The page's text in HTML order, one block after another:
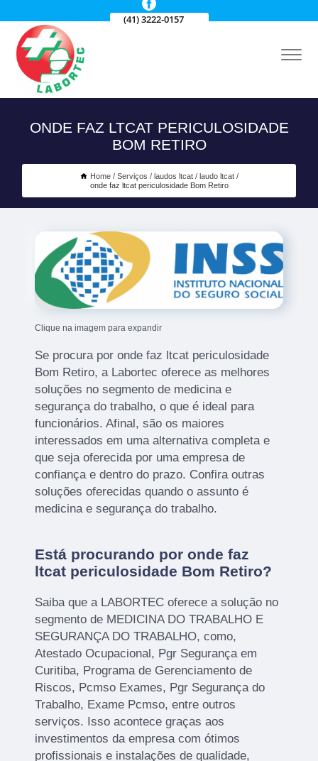
(41) 3222-0157
ONDE FAZ LTCAT PERICULOSIDADE
BOM RETIRO
Home Serviços laudos ltcat
laudo ltcat
onde faz ltcat periculosidade Bom Retiro
Clique na imagem para expandir
Se procura por onde faz ltcat periculosidade
Bom Retiro, a Labortec oferece as melhores
soluções no segmento de medicina e
segurança do trabalho, o que é ideal para
funcionários. Afinal, são os maiores
interessados em uma alternativa completa e
que seja oferecida por uma empresa de
confiança e dentro do prazo. Confira outras
soluções oferecidas quando o assunto é
medicina e segurança do trabalho.
Está procurando por onde faz
ltcat periculosidade Bom Retiro?
Saiba que a LABORTEC oferece a solução no
segmento de MEDICINA DO TRABALHO E
SEGURANÇA DO TRABALHO, como,
Atestado Ocupacional, Pgr Segurança em
Curitiba, Programa de Gerenciamento de
Riscos, Pcmso Exames, Pgr Segurança do
Trabalho, Exame Pcmso, entre outros
serviços. Isso acontece graças aos
investimentos da empresa com ótimos
profissionais e instalações de qualidade,